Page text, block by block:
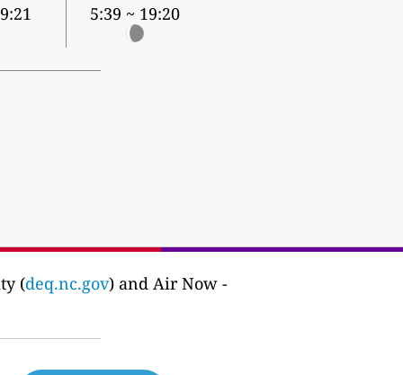
5:39 ~ 19:20
(deq.nc.gov) and Air Now -